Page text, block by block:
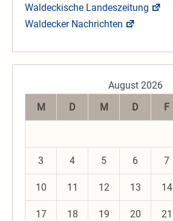
Waldeckische Landeszeitung
Waldecker Nachrichten
August 2026
M
D M D F
3 4 5 6 7
10 11 12 13 14
17 18 19 20 21